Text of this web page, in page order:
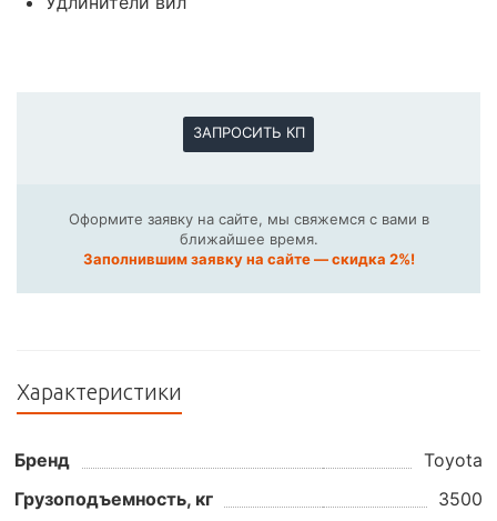
ЗАПРОСИТЬ КП
Оформите заявку на сайте, мы свяжемся с вами в
ближайшее время.
Заполнившим заявку на сайте — скидка 2%!
Характеристики
Бренд
Toyota
Грузоподъемность, кг
3500